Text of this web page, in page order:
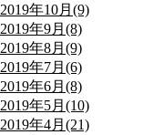
2019年10月(9)
2019年9月(8)
2019年8月(9)
2019年7月(6)
2019年6月(8)
2019年5月(10)
2019年4月(21)